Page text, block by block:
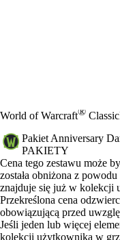
World of Warcraft® Classic
Pakiet Anniversary
PAKIETY
Cena
Available actions
Cena tego zestawu może
została obniżona z
znajduje się już w kolekcji
Przekreślona cena
obowiązującą przed
Jeśli jeden lub więcej
kolekcji użytkownika w